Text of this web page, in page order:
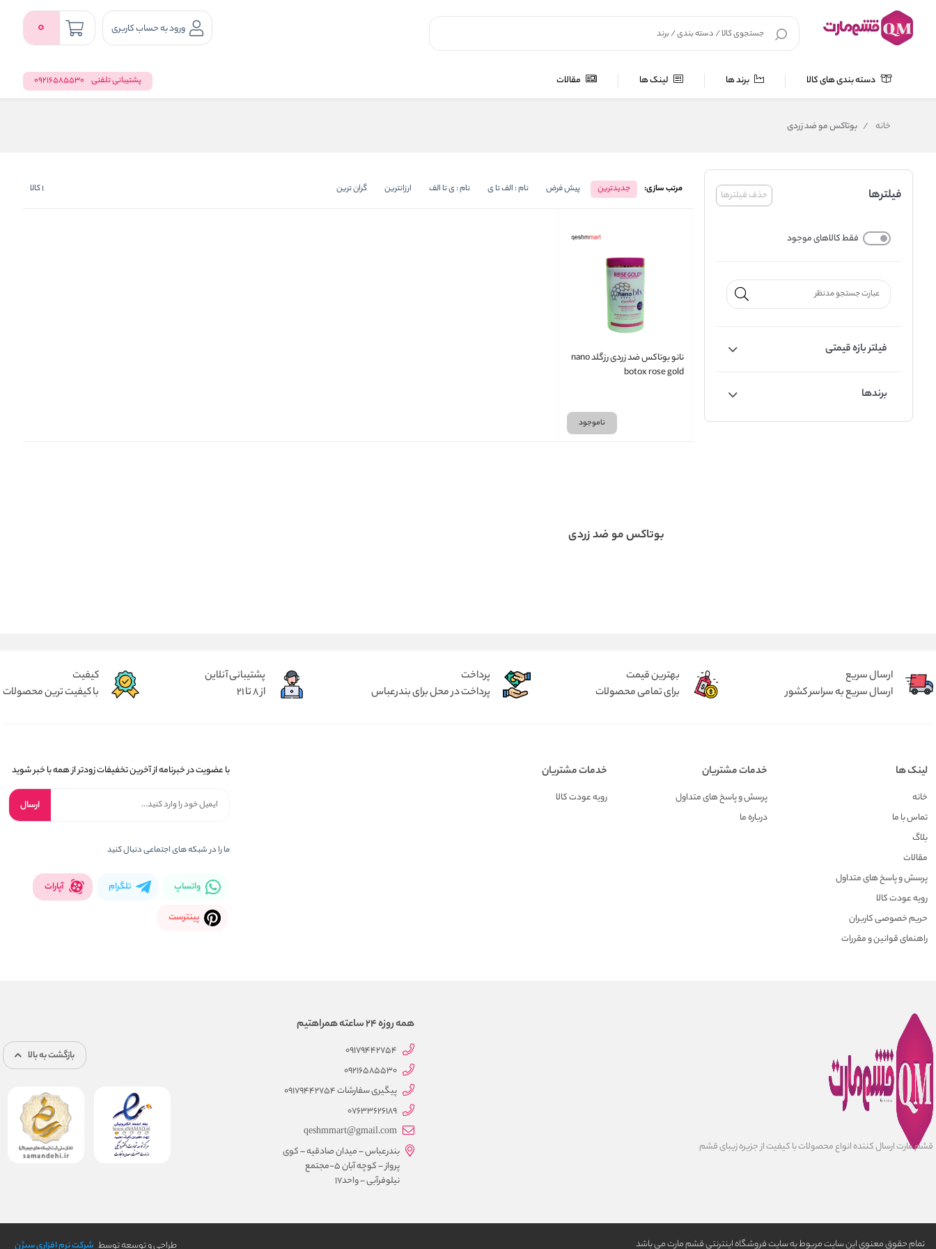
ورود به حساب کاربری 0
دسته بندی های کالا برند ها لینک ها مقالات پشتیبانی تلفنی 09216585530
خانه / بوتاکس مو ضد زردی
حذف فیلترها فیلترها
فقط کالاهای موجود
فیلتر بازه قیمتی
برندها
مرتب سازی: جدیدترین پیش فرض نام : الف تا ی نام : ی تا الف ارزانترین گران ترین 1کالا
نانو بوتاکس ضد زردی رزگلد nano
botox rose gold
ناموجود
بوتاکس مو ضد زردی
ارسال سریع
ارسال سریع به سراسر کشور
بهترین قیمت
برای تمامی محصولات
پرداخت
پرداخت در محل برای بندرعباس
پشتیبانی آنلاین
از 8 تا 21
کیفیت
با کیفیت ترین محصولات
لینک ها
خانه
تماس با ما
بلاگ
مقالات
پرسش و پاسخ های متداول
رویه عودت کالا
حریم خصوصی کاربران
راهنمای قوانین و مقررات
خدمات مشتریان
پرسش و پاسخ های متداول
درباره ما
خدمات مشتریان
رویه عودت کالا
با عضویت در خبرنامه از آخرین تخفیفات زودتر از همه با خبر شوید
ارسال
ما را در شبکه های اجتماعی دنبال کنید
واتساپ تلگرام آپارات
پینترست
قشم مارت ارسال کننده انواع محصولات با کیفیت از جزیره زیبای قشم
همه روزه 24 ساعته همراهتیم
09179442754
09216585530
پیگیری سفارشات 09179442754
07633626189
qeshmmart@gmail.com
بندرعباس – میدان صادقیه – کوی
پرواز – کوچه آبان 5-مجتمع
نیلوفرآبی – واحد17
بازگشت به بالا
تمام حقوق معنوی این سایت مربوط به سایت فروشگاه اینترنتی قشم مارت می باشد